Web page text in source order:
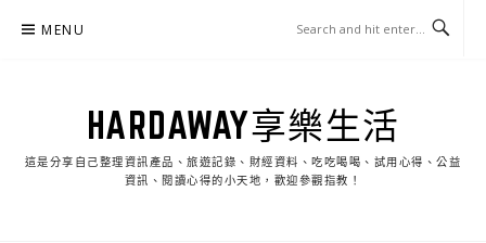
MENU
HARDAWAY享樂生活
這是分享自己整理資訊產品、旅遊記錄、財經資料、吃吃喝喝、試用心得、公益
資訊、閱讀心得的小天地，歡迎參觀指教！